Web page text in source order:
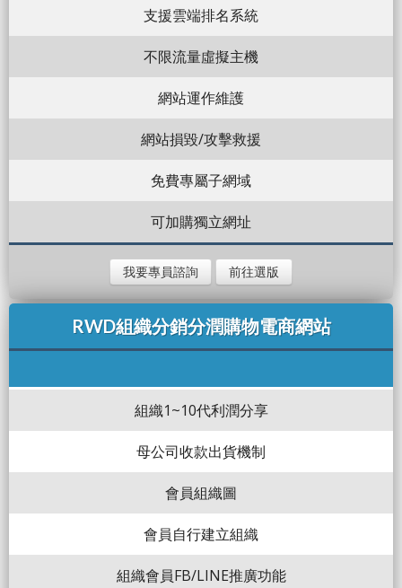
支援雲端排名系統
不限流量虛擬主機
網站運作維護
網站損毀/攻擊救援
免費專屬子網域
可加購獨立網址
我要專員諮詢 前往選版
RWD組織分銷分潤購物電商網站
組織1~10代利潤分享
母公司收款出貨機制
會員組織圖
會員自行建立組織
組織會員FB/LINE推廣功能